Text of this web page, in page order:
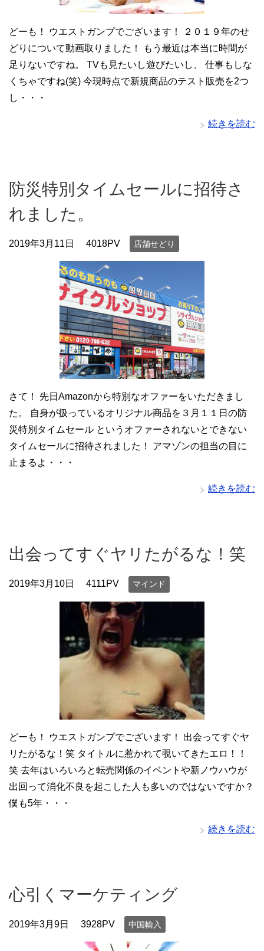
どーも！ ウエストガンプでございます！ ２０１９年のせ
どりについて動画取りました！ もう最近は本当に時間が
足りないですね。 TVも見たいし遊びたいし、 仕事もしな
くちゃですね(笑) 今現時点で新規商品のテスト販売を2つ
し・・・
続きを読む
防災特別タイムセールに招待さ
れました。
2019年3月11日 4018PV 店舗せどり
さて！ 先日Amazonから特別なオファーをいただきまし
た。 自身が扱っているオリジナル商品を３月１１日の防
災特別タイムセール というオファーされないとできない
タイムセールに招待されました！ アマゾンの担当の目に
止まるよ・・・
続きを読む
出会ってすぐヤリたがるな！笑
2019年3月10日 4111PV マインド
どーも！ ウエストガンプでございます！ 出会ってすぐヤ
リたがるな！笑 タイトルに惹かれて覗いてきたエロ！！
笑 去年はいろいろと転売関係のイベントや新ノウハウが
出回って消化不良を起こした人も多いのではないですか？
僕も5年・・・
続きを読む
心引くマーケティング
2019年3月9日 3928PV 中国輸入